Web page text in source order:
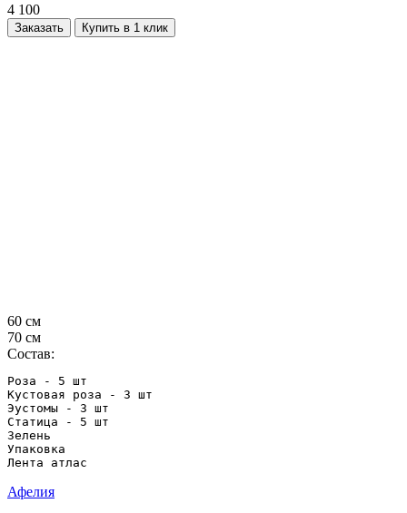
4 100
Заказать Купить в 1 клик
60 см
70 см
Состав:
Роза - 5 шт
Кустовая роза - 3 шт
Эустомы - 3 шт
Статица - 5 шт
Зелень
Упаковка
Лента атлас
Афелия